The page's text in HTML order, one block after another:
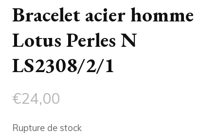
Bracelet acier homme
Lotus Perles N
LS2308/2/1
€24,00
Rupture de stock